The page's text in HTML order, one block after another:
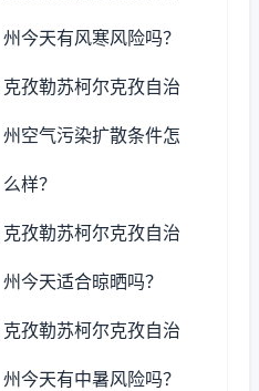
州今天有风寒风险吗？
克孜勒苏柯尔克孜自治
州空气污染扩散条件怎
么样？
克孜勒苏柯尔克孜自治
州今天适合晾晒吗？
克孜勒苏柯尔克孜自治
州今天有中暑风险吗？